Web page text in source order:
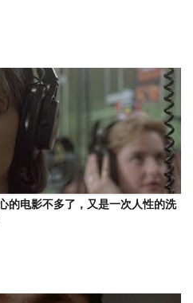
的电影不多了，又是一次人性的洗